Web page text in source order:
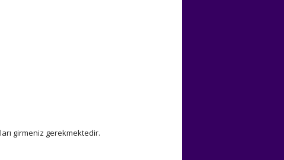
girmeniz gerekmektedir.